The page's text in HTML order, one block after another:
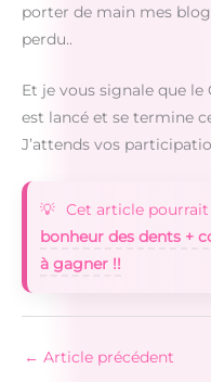
porter de main mes
perdu..
Et je vous signale que le
est lancé et se termine
J’attends vos
Cet article pourrait
bonheur des dents +
à gagner !!
← Article précédent